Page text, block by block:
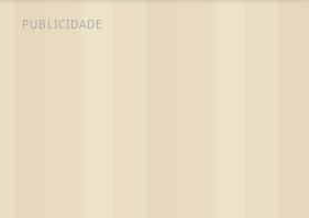
PUBLICIDADE